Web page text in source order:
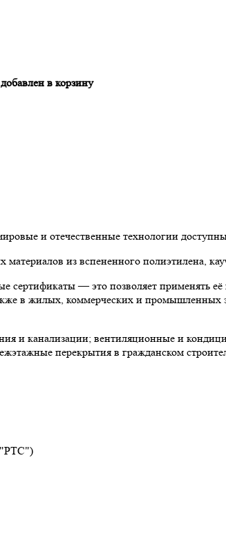
в корзину
и отечественные технологии
из вспененного полиэтилена,
— это позволяет применять
в жилых, коммерческих и промышленных
и канализации; вентиляционные и
перекрытия в гражданском
"РТС")